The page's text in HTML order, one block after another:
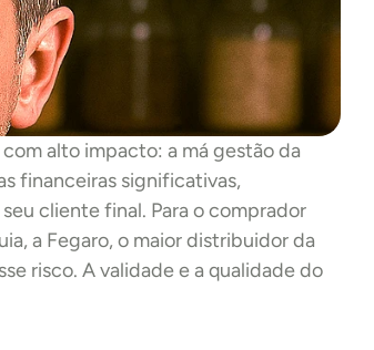
alto impacto: a má gestão da
financeiras significativas,
cliente final. Para o comprador
a Fegaro, o maior distribuidor da
risco. A validade e a qualidade do